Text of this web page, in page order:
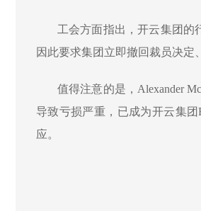
工会方面指出，开云集团的
因此要求集团立即撤回裁员决定
值得注意的是 ， Alexander
导致亏损严重 ，已成为开云集团
应。